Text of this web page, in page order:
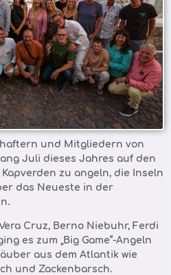
und Mitgliedern von
Juli dieses Jahres auf den
zu angeln, die Inseln
das Neueste in der
Cruz, Berno Niebuhr, Ferdi
es zum „Big Game“-Angeln
aus dem Atlantik wie
und Zackenbarsch.